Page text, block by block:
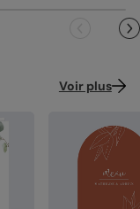
Voir plus